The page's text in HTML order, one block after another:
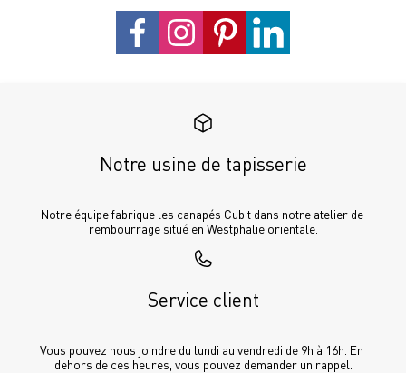
Notre usine de tapisserie
Notre équipe fabrique les canapés Cubit dans notre atelier de
rembourrage situé en Westphalie orientale.
Service client
Vous pouvez nous joindre du lundi au vendredi de 9h à 16h. En
dehors de ces heures, vous pouvez demander un rappel.